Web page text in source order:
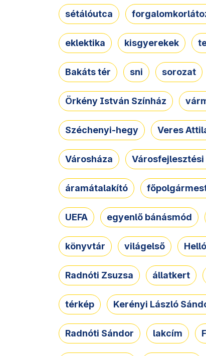
sétálóutca
eklektika kisgyerekek
Bakáts tér sni sorozat
Örkény István Színház
Széchenyi-hegy Veres
Városháza
áramátalakító
UEFA egyenlő bánásmód
könyvtár világelső
Radnóti Zsuzsa állatkert
térkép Kerényi László
Radnóti Sándor lakcím